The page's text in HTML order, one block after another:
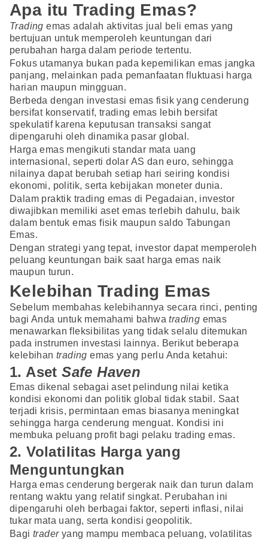
Apa itu Trading Emas?
Trading emas adalah aktivitas jual beli emas yang
bertujuan untuk memperoleh keuntungan dari
perubahan harga dalam periode tertentu.
Fokus utamanya bukan pada kepemilikan emas jangka
panjang, melainkan pada pemanfaatan fluktuasi harga
harian maupun mingguan.
Berbeda dengan investasi emas fisik yang cenderung
bersifat konservatif, trading emas lebih bersifat
spekulatif karena keputusan transaksi sangat
dipengaruhi oleh dinamika pasar global.
Harga emas mengikuti standar mata uang
internasional, seperti dolar AS dan euro, sehingga
nilainya dapat berubah setiap hari seiring kondisi
ekonomi, politik, serta kebijakan moneter dunia.
Dalam praktik trading emas di Pegadaian, investor
diwajibkan memiliki aset emas terlebih dahulu, baik
dalam bentuk emas fisik maupun saldo Tabungan
Emas.
Dengan strategi yang tepat, investor dapat memperoleh
peluang keuntungan baik saat harga emas naik
maupun turun.
Kelebihan Trading Emas
Sebelum membahas kelebihannya secara rinci, penting
bagi Anda untuk memahami bahwatrading emas
menawarkan fleksibilitas yang tidak selalu ditemukan
pada instrumen investasi lainnya. Berikut beberapa
kelebihantrading emas yang perlu Anda ketahui:
1. AsetSafe Haven
Emas dikenal sebagai aset pelindung nilai ketika
kondisi ekonomi dan politik global tidak stabil. Saat
terjadi krisis, permintaan emas biasanya meningkat
sehingga harga cenderung menguat. Kondisi ini
membuka peluang profit bagi pelaku trading emas.
2. Volatilitas Harga yang
Menguntungkan
Harga emas cenderung bergerak naik dan turun dalam
rentang waktu yang relatif singkat. Perubahan ini
dipengaruhi oleh berbagai faktor, seperti inflasi, nilai
tukar mata uang, serta kondisi geopolitik.
Bagi traderyang mampu membaca peluang, volatilitas